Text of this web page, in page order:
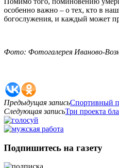
особенно важно – о тех, кто в
богослужения, и каждый может
Фото: Фотогалерея Иваново-
Предыдущая записьСпортивный
Следующая записьТри проекта
Подпишитесь на газету